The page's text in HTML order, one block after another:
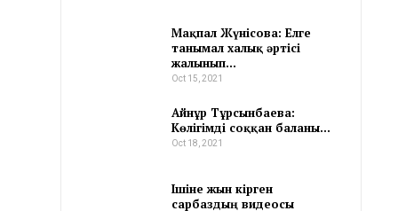
Мақпал Жүнісова: Елге
танымал халық әртісі
жалынып…
Oct 15, 2021
Айнұр Тұрсынбаева:
Көлігімді соққан баланы…
Oct 18, 2021
Ішіне жын кірген
сарбаздың видеосы